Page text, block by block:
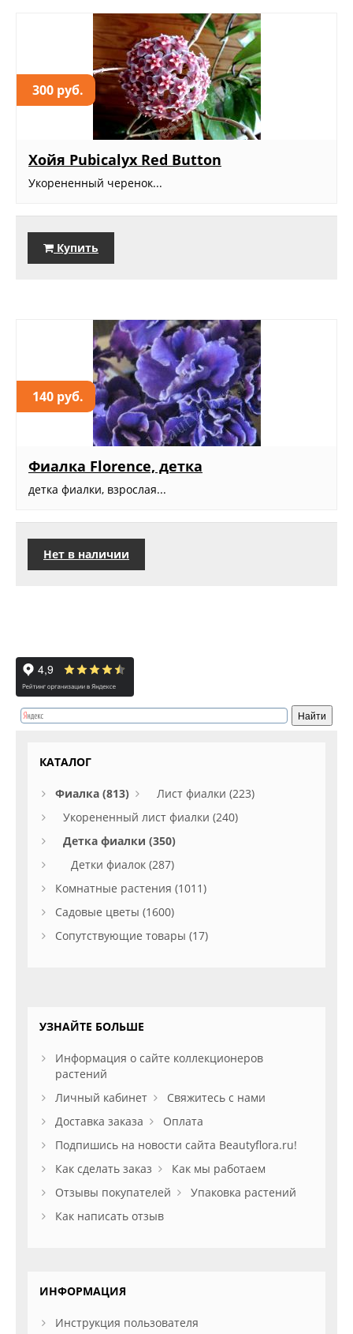
300 руб.
Хойя Рubicalyx Red Button
Укорененный черенок...
Купить
140 руб.
Фиалка Florence, детка
детка фиалки, взрослая...
Нет в наличии
КАТАЛОГ
Фиалка (813)
Лист фиалки (223)
Укорененный лист фиалки (240)
Детка фиалки (350)
Детки фиалок (287)
Комнатные растения (1011)
Садовые цветы (1600)
Сопутствующие товары (17)
УЗНАЙТЕ БОЛЬШЕ
Информация о сайте коллекционеров
растений
Личный кабинет
Свяжитесь с нами
Доставка заказа
Оплата
Подпишись на новости сайта Beautyflora.ru!
Как сделать заказ
Как мы работаем
Отзывы покупателей
Упаковка растений
Как написать отзыв
ИНФОРМАЦИЯ
Инструкция пользователя